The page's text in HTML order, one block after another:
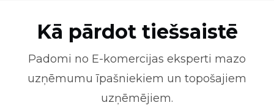
Kā pārdot tiešsaistē
Padomi no E-komercijas eksperti mazo
uzņēmumu īpašniekiem un topošajiem
uzņēmējiem.